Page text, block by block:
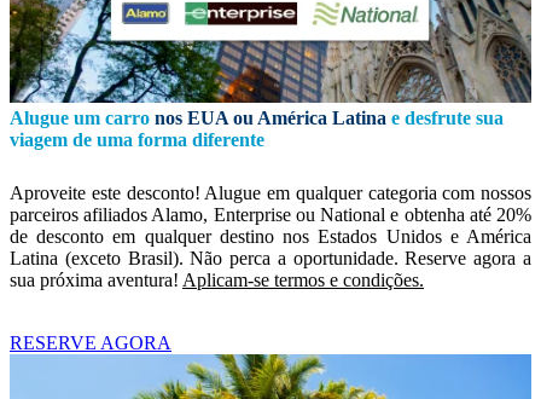
Alugue um carro nos EUA ou América Latina e desfrute sua
viagem de uma forma diferente
Aproveite este desconto! Alugue em qualquer categoria com nossos
parceiros afiliados Alamo, Enterprise ou National e obtenha até 20%
de desconto em qualquer destino nos Estados Unidos e América
Latina (exceto Brasil). Não perca a oportunidade. Reserve agora a
sua próxima aventura! Aplicam-se termos e condições.
RESERVE AGORA